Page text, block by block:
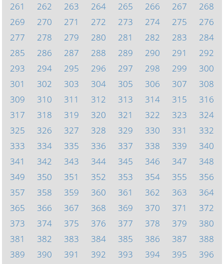
261
262 263 264 265 266 267
268
269
270 271 272 273 274 275
276
277
278 279 280 281 282 283
284
285
286 287 288 289 290 291
292
293
294 295 296 297 298 299
300
301
302 303 304 305 306 307
308
309
310 311 312 313 314 315
316
317
318 319 320 321 322 323
324
325
326 327 328 329 330 331
332
333
334 335 336 337 338 339
340
341
342 343 344 345 346 347
348
349
350 351 352 353 354 355
356
357
358 359 360 361 362 363
364
365
366 367 368 369 370 371
372
373
374 375 376 377 378 379
380
381
382 383 384 385 386 387
388
389
390 391 392 393 394 395 396